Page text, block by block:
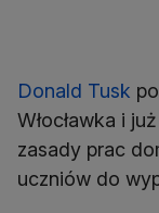
Donald Tusk
Włocławka i
zasady prac
uczniów do